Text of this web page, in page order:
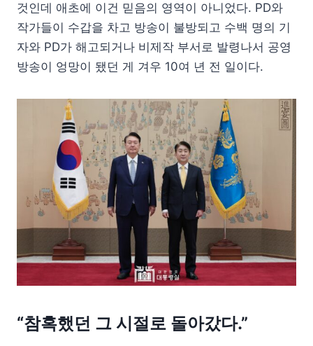
것인데 애초에 이건 믿음의 영역이 아니었다. PD와
작가들이 수갑을 차고 방송이 불방되고 수백 명의 기
자와 PD가 해고되거나 비제작 부서로 발령나서 공영
방송이 엉망이 됐던 게 겨우 10여 년 전 일이다.
“참혹했던 그 시절로 돌아갔다.”